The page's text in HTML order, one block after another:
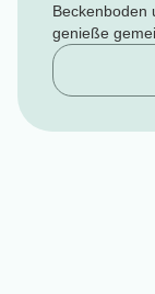
Beckenboden
genieße